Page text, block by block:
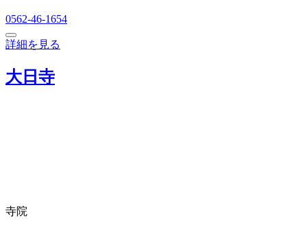
0562-46-1654
詳細を見る
大日寺
寺院